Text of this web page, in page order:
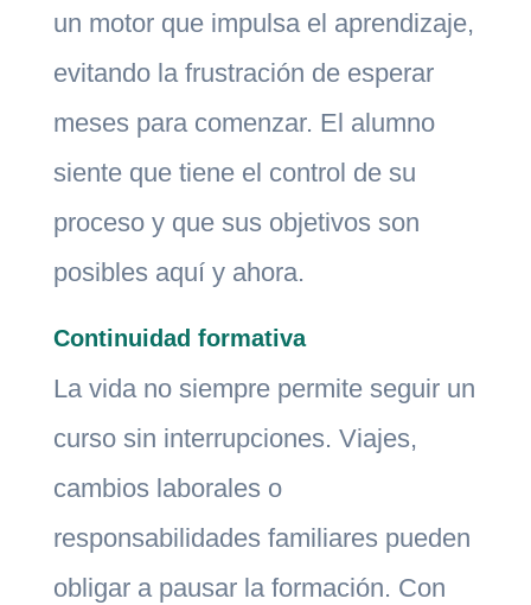
un motor que impulsa el aprendizaje,
evitando la frustración de esperar
meses para comenzar. El alumno
siente que tiene el control de su
proceso y que sus objetivos son
posibles aquí y ahora.
Continuidad formativa
La vida no siempre permite seguir un
curso sin interrupciones. Viajes,
cambios laborales o
responsabilidades familiares pueden
obligar a pausar la formación. Con